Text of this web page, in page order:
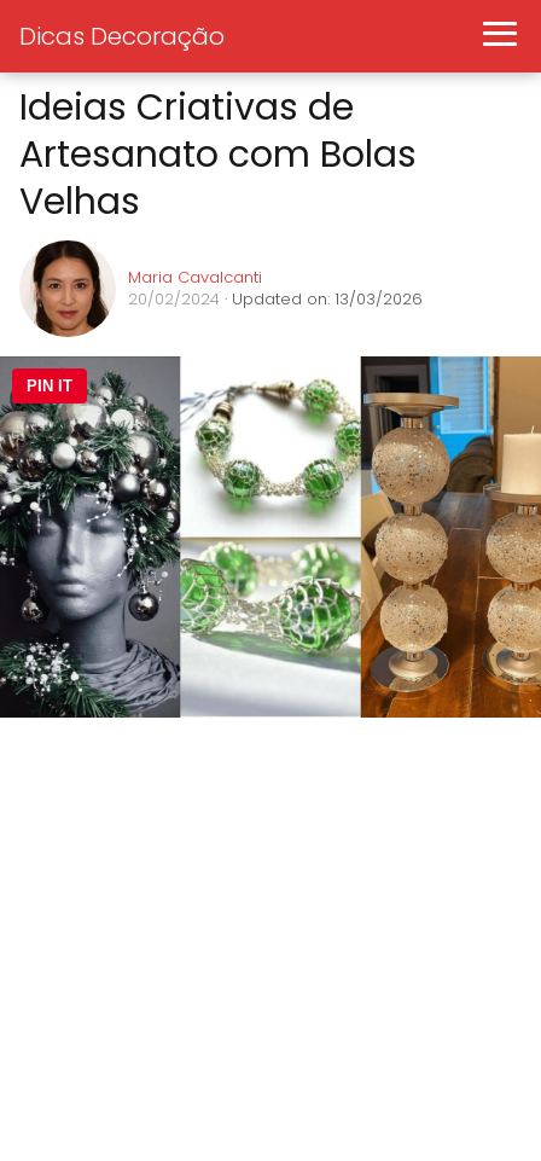
Dicas Decoração
Ideias Criativas de
Artesanato com Bolas
Velhas
Maria Cavalcanti
20/02/2024 · Updated on: 13/03/2026
PIN IT